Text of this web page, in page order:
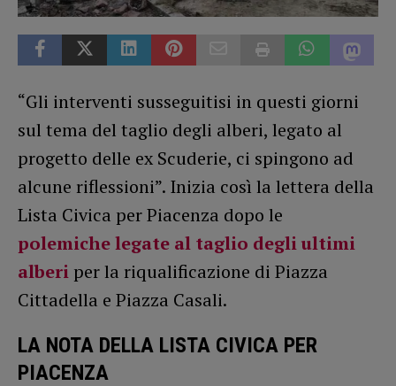
“Gli interventi susseguitisi in questi giorni
sul tema del taglio degli alberi, legato al
progetto delle ex Scuderie, ci spingono ad
alcune riflessioni”. Inizia così la lettera della
Lista Civica per Piacenza dopo le
polemiche legate al taglio degli ultimi
alberi per la riqualificazione di Piazza
Cittadella e Piazza Casali.
LA NOTA DELLA LISTA CIVICA PER
PIACENZA